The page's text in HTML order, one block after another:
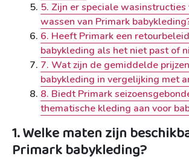
5. Zijn er speciale wasinstructies
wassen van Primark
6. Heeft Primark een
babykleding als het niet past of
7. Wat zijn de gemiddelde
babykleding in vergelijking met
8. Biedt Primark
thematische kleding aan voor
1. Welke maten zijn
Primark babykleding?